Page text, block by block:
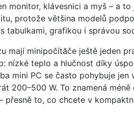
monitor, klávesnici a myš – a
protože většina modelů
tabulkami, grafikou i správou
mají minipočítăče ještě jeden
nízké teplo a hlučnost díky
mini PC se často pohybuje
200–500 W. To znamená
přesně to, co chcete v